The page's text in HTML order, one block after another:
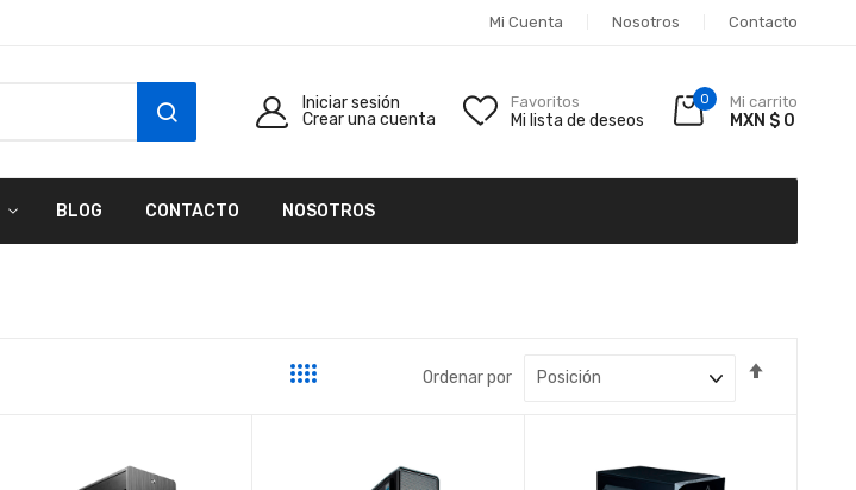
Mi Cuenta Nosotros Contacto
SEARCH
Iniciar sesión
Crear una cuenta
Favoritos
Mi lista de deseos
0 Mi carrito
MXN $ 0
BLOG CONTACTO NOSOTROS
Ordenar por